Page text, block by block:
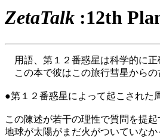
ZetaTalk :12th
用語、第１２番惑星は科学的に正
この本で彼はこの旅行彗星からの
●第１２番惑星によって起こされた
この陳述が若干の理性で質問を提
地球が太陽がまだ火がついていなか